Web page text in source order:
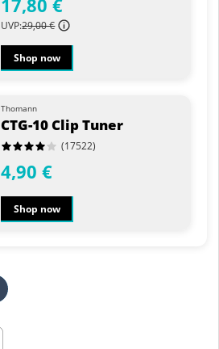
17,80 €
UVP:29,00 €
Shop now
Thomann
CTG-10 Clip Tuner
(17522)
4,90 €
Shop now